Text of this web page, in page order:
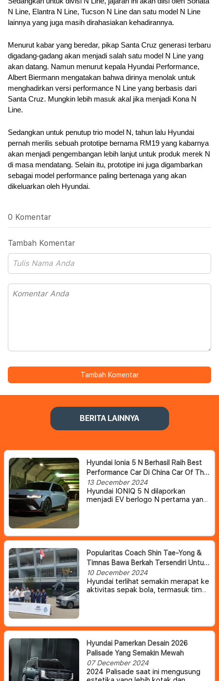
N Line, Elantra N Line, Tucson N Line dan satu model N Line
lainnya yang juga masih dirahasiakan kehadirannya.
Menurut kabar yang beredar, pikap Santa Cruz generasi terbaru
digadang-gadang akan menjadi salah satu model N Line yang
akan datang. Namun menurut kepala Hyundai Performance,
Albert Biermann mengatakan bahwa dirinya menolak untuk
menghadirkan versi performance N Line yang berbasis dari
Santa Cruz. Mungkin lebih masuk akal jika menjadi Kona N
Line.
Sedangkan untuk penutup trio model N, tahun lalu Hyundai
pernah merilis sebuah prototipe bernama RM19 yang kabarnya
akan menjadi pengembangan lebih lanjut untuk produk merek N
di masa mendatang. Selain itu, prototipe ini juga digambarkan
sebagai model performance paling bertenaga yang akan
dikeluarkan oleh Hyundai.
0 Komentar
Tambah Komentar
Tambah Komentar
BERITA LAINNYA
Hyundai Ionia 5 N Berhasil Raih Best
Performance Car Di China Car Of The
Year Awards 2025.
13 December 2024
Hyundai IONIQ 5 N dilaporkan
menjadi EV berlogo N pertama yang
Popularitas Coach Shin Tae-Yong &
Timnas Bawa Berkah Tersendiri Untuk
Hyundai Indonesia
10 December 2024
Hyundai terlihat semakin merapat ke
aktivitas sepak bola, termasuk tim
membuat viral All New Hyundai
Santa Fe.
Hyundai Pamerkan Desain 2026
Palisade Yang Semakin Mewah
07 December 2024
2024 Palisade saat ini mengusung